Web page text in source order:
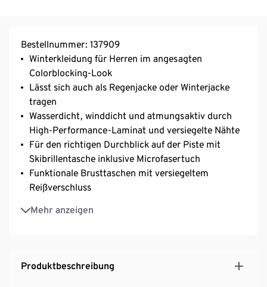
Bestellnummer: 137909
Winterkleidung für Herren im angesagten
Colorblocking-Look
Lässt sich auch als Regenjacke oder Winterjacke
tragen
Wasserdicht, winddicht und atmungsaktiv durch
High-Performance-Laminat und versiegelte Nähte
Für den richtigen Durchblick auf der Piste mit
Skibrillentasche inklusive Microfasertuch
Funktionale Brusttaschen mit versiegeltem
Reißverschluss
Mehr anzeigen
Mit umweltschonender evoPel-Imprägnierung
Obermaterial hält einer Wassersäule bis 3.000 mm
Wärmeisolation – ideal für Skibekleidung
Individuell einstellbar – weiten- und
Produktbeschreibung